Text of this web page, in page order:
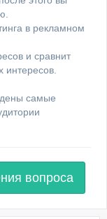
в рекламном
и сравнит
самые
вопроса